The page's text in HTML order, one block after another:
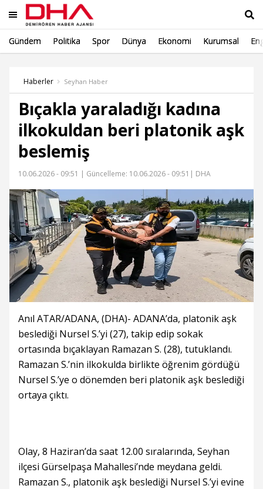
Gündem Politika Spor Dünya Ekonomi Kurumsal
Haberler Seyhan Haber
Bıçakla yaraladığı kadına
ilkokuldan beri platonik aşk
beslemiş
10.06.2026 - 09:51 | Güncelleme: 10.06.2026 - 09:51 | DHA
Anıl ATAR/ADANA, (DHA)- ADANA’da, platonik aşk
beslediği Nursel S.’yi (27), takip edip sokak
ortasında bıçaklayan Ramazan S. (28), tutuklandı.
Ramazan S.’nin ilkokulda birlikte öğrenim gördüğü
Nursel S.’ye o dönemden beri platonik aşk beslediği
ortaya çıktı.
Olay, 8 Haziran’da saat 12.00 sıralarında, Seyhan
ilçesi Gürselpaşa Mahallesi’nde meydana geldi.
Ramazan S., platonik aşk beslediği Nursel S.’yi evine